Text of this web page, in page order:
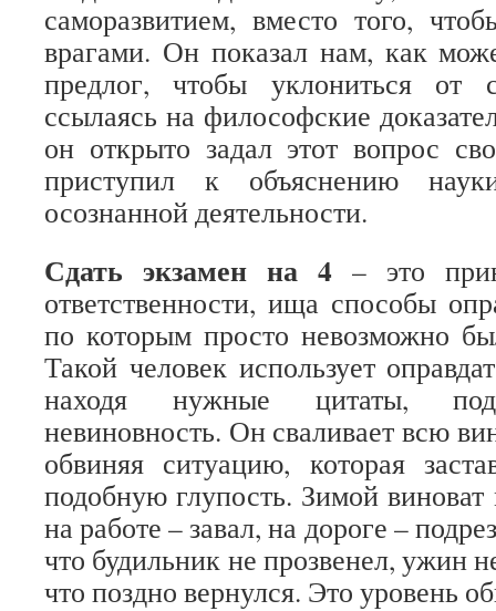
саморазвитием, вместо того,
врагами. Он показал нам, как
предлог, чтобы уклониться от
ссылаясь на философские
он открыто задал этот вопрос
приступил к объяснению
осознанной деятельности.
Сдать экзамен на 4 – это
ответственности, ища способы
по которым просто невозможно
Такой человек использует
находя нужные цитаты,
невиновность. Он сваливает всю
обвиняя ситуацию, которая
подобную глупость. Зимой
на работе – завал, на дороге –
что будильник не прозвенел, ужин
что поздно вернулся. Это